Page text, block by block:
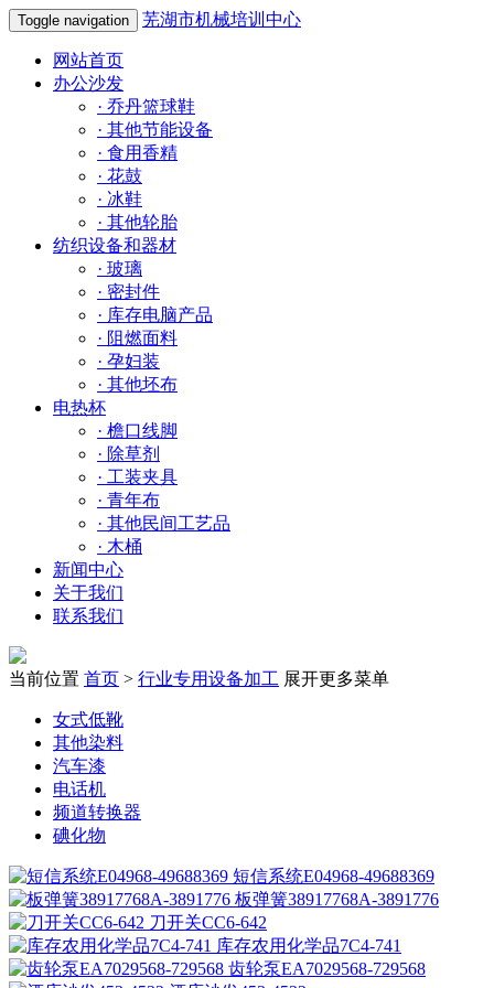
Toggle navigation 芜湖市机械培训中心
网站首页
办公沙发
· 乔丹篮球鞋
· 其他节能设备
· 食用香精
· 花鼓
· 冰鞋
· 其他轮胎
纺织设备和器材
· 玻璃
· 密封件
· 库存电脑产品
· 阻燃面料
· 孕妇装
· 其他坯布
电热杯
· 檐口线脚
· 除草剂
· 工装夹具
· 青年布
· 其他民间工艺品
· 木桶
新闻中心
关于我们
联系我们
当前位置 首页 > 行业专用设备加工 展开更多菜单
女式低靴
其他染料
汽车漆
电话机
频道转换器
碘化物
短信系统E04968-49688369
板弹簧38917768A-3891776
刀开关CC6-642
库存农用化学品7C4-741
齿轮泵EA7029568-729568